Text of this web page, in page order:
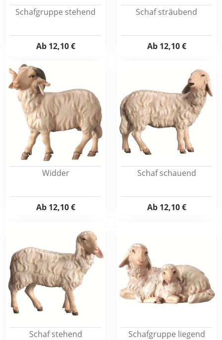
Schafgruppe stehend
Ab12,10 €
Schaf sträubend
Ab12,10 €
Widder
Ab12,10 €
Schaf schauend
Ab12,10 €
Schaf stehend Schafgruppe liegend